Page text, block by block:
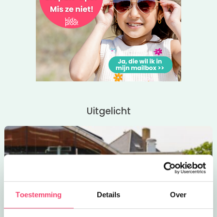
Toestemming Details Over
Uitgelicht